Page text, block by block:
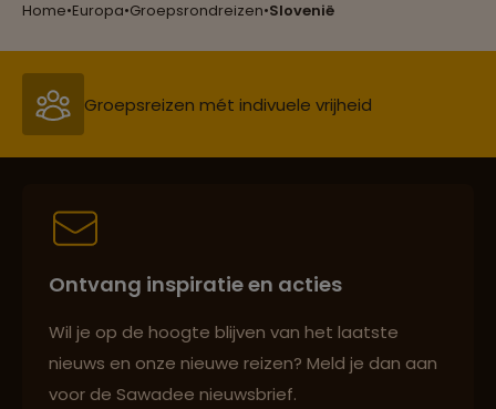
Home•Europa•Groepsrondreizen•Slovenië
Groepsreizen mét indivuele vrijheid
Persoonlijk en deskundig reisadvies
Ontvang inspiratie en acties
Wil je op de hoogte blijven van het laatste
nieuws en onze nieuwe reizen? Meld je dan aan
voor de Sawadee nieuwsbrief.